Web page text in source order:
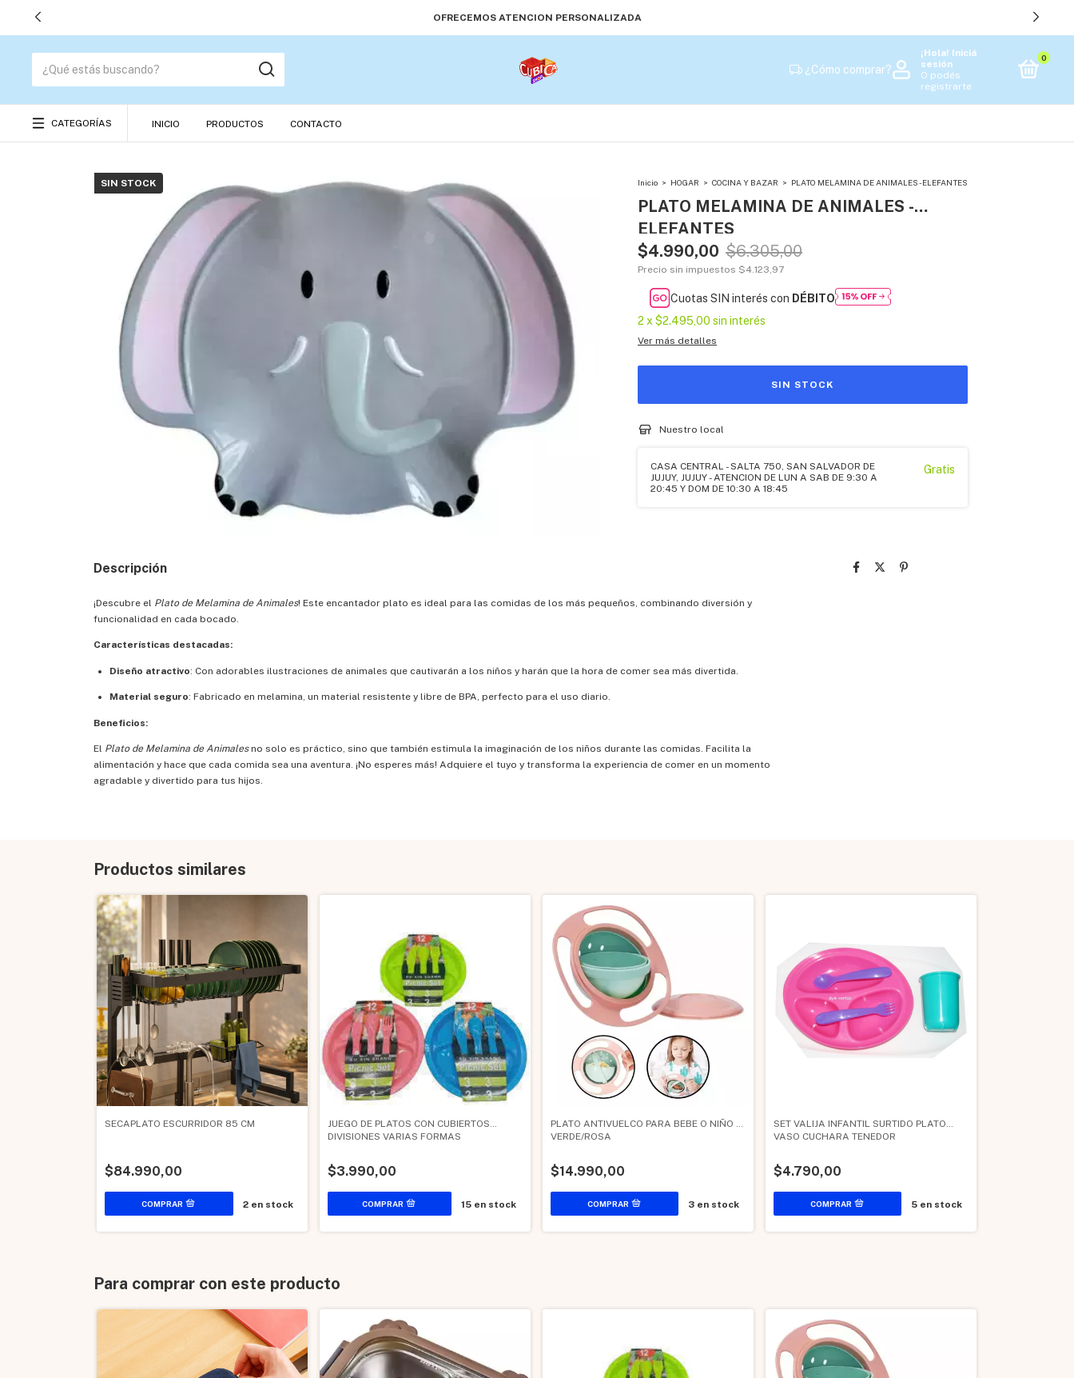
OFRECEMOS ATENCION PERSONALIZADA
¿Cómo comprar?
¡Hola! Iniciá
sesión
O podés
registrarte
0
CATEGORÍAS INICIO PRODUCTOS CONTACTO
SIN STOCK Inicio > HOGAR > COCINA Y BAZAR > PLATO MELAMINA DE ANIMALES - ELEFANTES
PLATO MELAMINA DE ANIMALES -
ELEFANTES
$4.990,00 $6.305,00
Precio sin impuestos $4.123,97
Cuotas SIN interés con DÉBITO
2 x $2.495,00 sin interés
Ver más detalles
Nuestro local
CASA CENTRAL - SALTA 750, SAN SALVADOR DE
JUJUY, JUJUY - ATENCION DE LUN A SAB DE 9:30 A
20:45 Y DOM DE 10:30 A 18:45
Gratis
Descripción
¡Descubre el Plato de Melamina de Animales! Este encantador plato es ideal para las comidas de los más pequeños, combinando diversión y
funcionalidad en cada bocado.
Características destacadas:
Diseño atractivo: Con adorables ilustraciones de animales que cautivarán a los niños y harán que la hora de comer sea más divertida.
Material seguro: Fabricado en melamina, un material resistente y libre de BPA, perfecto para el uso diario.
Beneficios:
El Plato de Melamina de Animalesno solo es práctico, sino que también estimula la imaginación de los niños durante las comidas. Facilita la
alimentación y hace que cada comida sea una aventura. ¡No esperes más! Adquiere el tuyo y transforma la experiencia de comer en un momento
agradable y divertido para tus hijos.
Productos similares
SECAPLATO ESCURRIDOR 85 CM
$84.990,00
2en stock
JUEGO DE PLATOS CON CUBIERTOS
DIVISIONES VARIAS FORMAS
$3.990,00
15en stock
PLATO ANTIVUELCO PARA BEBE O NIÑO -
VERDE/ROSA
$14.990,00
3en stock
SET VALIJA INFANTIL SURTIDO PLATO
VASO CUCHARA TENEDOR
$4.790,00
5en stock
Para comprar con este producto